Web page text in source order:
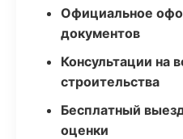
Официальное
документов
Консультации на
строительства
Бесплатный
оценки